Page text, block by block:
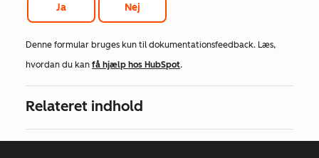
Ja Nej
Denne formular bruges kun til dokumentationsfeedback. Læs,
hvordan du kan få hjælp hos HubSpot.
Relateret indhold